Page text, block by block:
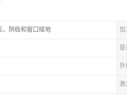
，阴极和窗口接地 加
是
外
激